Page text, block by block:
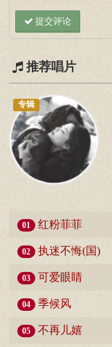
提交评论
推荐唱片
专辑
01 红粉菲菲
02 执迷不悔(国)
03 可爱眼睛
04 季候风
05 不再儿嬉